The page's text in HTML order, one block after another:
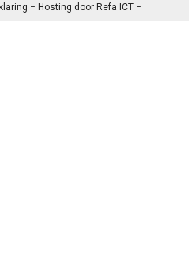
− Hosting doorRefa ICT −